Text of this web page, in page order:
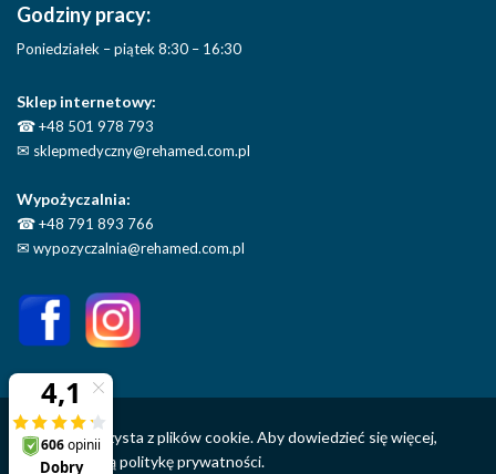
Godziny pracy:
Poniedziałek – piątek 8:30 – 16:30
Sklep internetowy:
☎+48 501 978 793
✉ sklepmedyczny@rehamed.com.pl
Wypożyczalnia:
☎+48 791 893 766
✉ wypozyczalnia@rehamed.com.pl
Ta strona korzysta z plików cookie. Aby dowiedzieć się więcej,
sprawdź nasząpolitykę prywatności.